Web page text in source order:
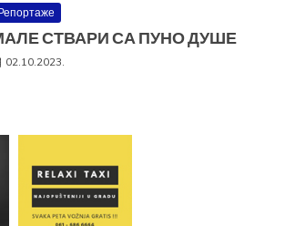
СТВАРИ СА ПУНО ДУШЕ
02.10.2023.